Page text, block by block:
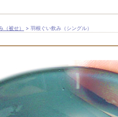
（被せ） > 羽根ぐい飲み（シングル）